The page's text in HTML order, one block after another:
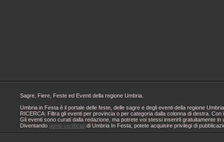
Sagre, Fiere, Feste ed Eventi della regione Umbria.
Umbria in Festa è il portale delle feste, delle sagre e degli eventi della regione
RICERCA: Filtra gli eventi per provincia o per categoria dalla colonna di destra.
Gli eventi sono curati dalla redazione, ma potrete voi stessi inserirli gratuitamente
Diventando utenti certificati di Umbria In Festa, potete acquisire privilegi di